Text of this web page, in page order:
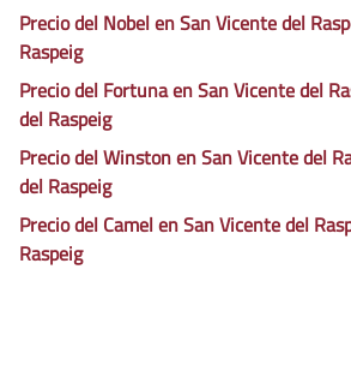
Precio del Nobel en San Vicente del
Raspeig
Precio del Fortuna en San Vicente del
del Raspeig
Precio del Winston en San Vicente del
del Raspeig
Precio del Camel en San Vicente del
Raspeig